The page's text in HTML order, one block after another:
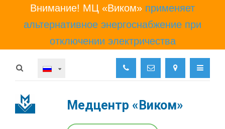
Внимание! МЦ «Виком» применяет
альтернативное энергоснабжение при
отключении электричества
Медцентр «Виком»